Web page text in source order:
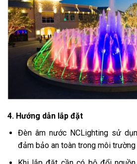
4. Hướng dẫn lắp đặt
Đèn âm nước NCLighting sử
đảm bảo an toàn trong môi